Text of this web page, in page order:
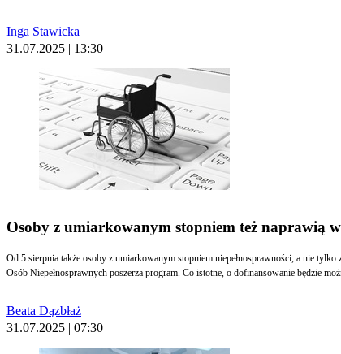
Inga Stawicka
31.07.2025 | 13:30
Osoby z umiarkowanym stopniem też naprawią
Od 5 sierpnia także osoby z umiarkowanym stopniem niepełnosprawności, a nie
Osób Niepełnosprawnych poszerza program. Co istotne, o dofinansowanie będzie
Beata Dązbłaż
31.07.2025 | 07:30